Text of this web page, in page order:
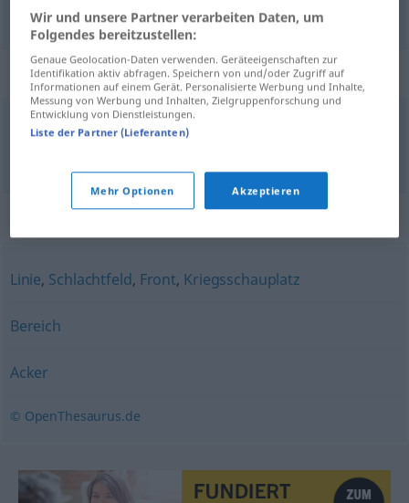
Beispielsätze für "Feld"
das Feldbehaupten
Synonyme für "Feld"
Linie, Schlachtfeld, Front, Kriegsschauplatz
Bereich
Acker
© OpenThesaurus.de
Wir und unsere Partner verarbeiten Daten, um
Folgendes bereitzustellen:
Genaue Geolocation-Daten verwenden. Geräteeigenschaften zur
Identifikation aktiv abfragen. Speichern von und/oder Zugriff auf
Informationen auf einem Gerät. Personalisierte Werbung und Inhalte,
Messung von Werbung und Inhalten, Zielgruppenforschung und
Entwicklung von Dienstleistungen.
Liste der Partner (Lieferanten)
Mehr Optionen Akzeptieren